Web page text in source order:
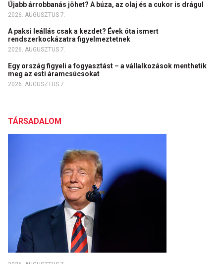
Újabb árrobbanás jöhet? A búza, az olaj és a cukor is drágul
2026. AUGUSZTUS 7.
A paksi leállás csak a kezdet? Évek óta ismert
rendszerkockázatra figyelmeztetnek
2026. AUGUSZTUS 7.
Egy ország figyeli a fogyasztást – a vállalkozások menthetik
meg az esti áramcsúcsokat
2026. AUGUSZTUS 7.
TÁRSADALOM